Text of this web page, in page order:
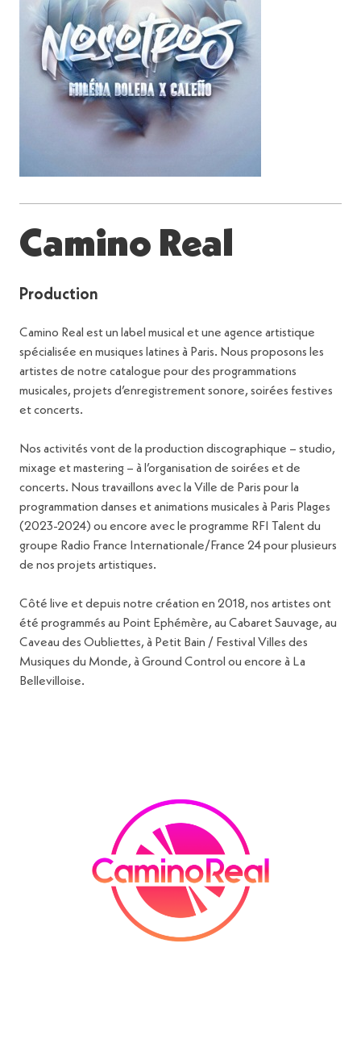
Camino Real
Production
Camino Real est un label musical et une agence artistique
spécialisée en musiques latines à Paris. Nous proposons les
artistes de notre catalogue pour des programmations
musicales, projets d’enregistrement sonore, soirées festives
et concerts.
Nos activités vont de la production discographique – studio,
mixage et mastering – à l’organisation de soirées et de
concerts. Nous travaillons avec la Ville de Paris pour la
programmation danses et animations musicales à Paris Plages
(2023-2024) ou encore avec le programme RFI Talent du
groupe Radio France Internationale/France 24 pour plusieurs
de nos projets artistiques.
Côté live et depuis notre création en 2018, nos artistes ont
été programmés au Point Ephémère, au Cabaret Sauvage, au
Caveau des Oubliettes, à Petit Bain / Festival Villes des
Musiques du Monde, à Ground Control ou encore à La
Bellevilloise.